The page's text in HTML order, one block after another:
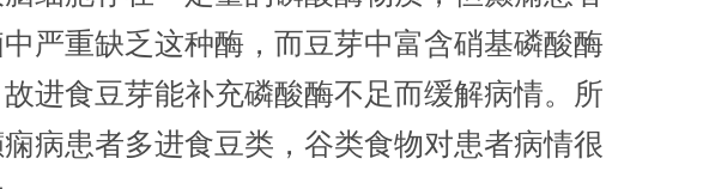
严重缺乏这种酶，而豆芽中富含硝基磷酸酶
进食豆芽能补充磷酸酶不足而缓解病情。所
病患者多进食豆类，谷类食物对患者病情很